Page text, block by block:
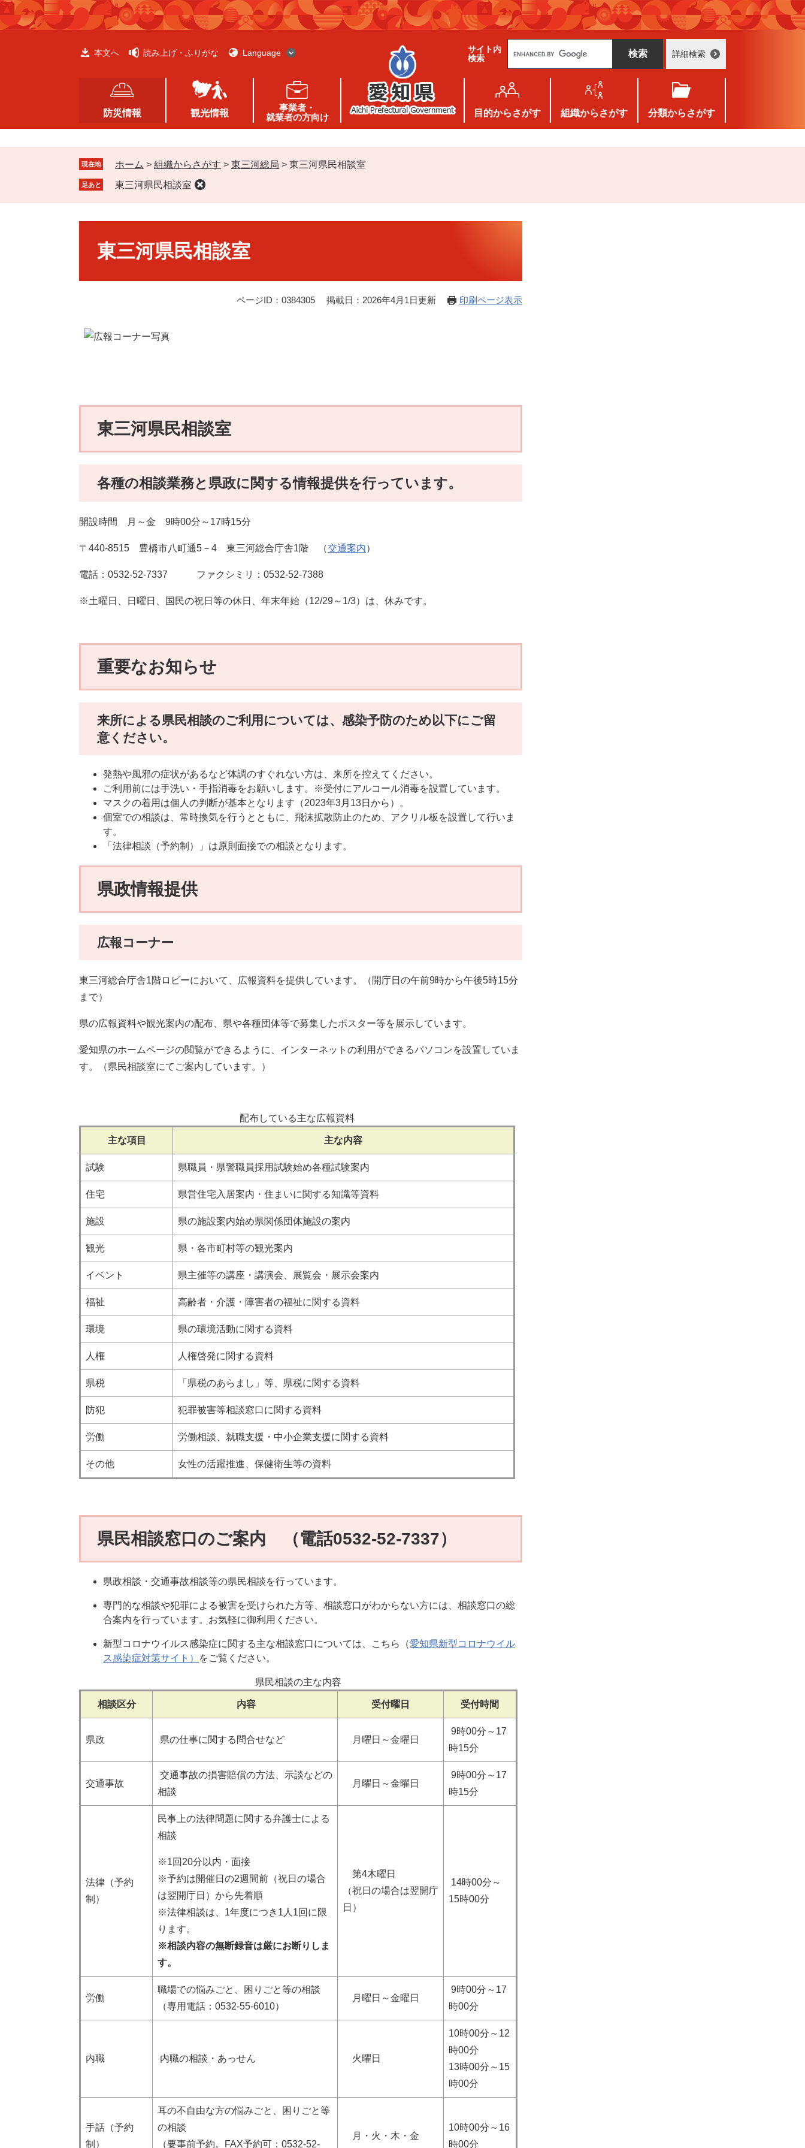
ペ
ー
メ
ニ
本文へ 読み上げ・ふりがな Language
サイト内
検索
g
e
カ
タ
ム
検
詳細検索
防災情報 観光情報
事業者・
就業者の方向け
目的からさがす 組織からさがす 分類からさがす
現在地 ホーム > 組織からさがす > 東三河総局 > 東三河県民相談室
足あと 東三河県民相談室
東三河県民相談室
ページID：0384305 掲載日：2026年4月1日更新 印刷ページ表示
東三河県民相談室
各種の相談業務と県政に関する情報提供を行っています。
開設時間 月～金 9時00分～17時15分
〒440-8515 豊橋市八町通5－4 東三河総合庁舎1階 （交通案内）
電話：0532-52-7337 ファクシミリ：0532-52-7388
※土曜日、日曜日、国民の祝日等の休日、年末年始（12/29～1/3）は、休みです。
重要なお知らせ
来所による県民相談のご利用については、感染予防のため以下にご留
意ください。
発熱や風邪の症状があるなど体調のすぐれない方は、来所を控えてください。
ご利用前には手洗い・手指消毒をお願いします。※受付にアルコール消毒を設置しています。
マスクの着用は個人の判断が基本となります（2023年3月13日から）。
個室での相談は、常時換気を行うとともに、飛沫拡散防止のため、アクリル板を設置して行いま
す。
「法律相談（予約制）」は原則面接での相談となります。
県政情報提供
広報コーナー
東三河総合庁舎1階ロビーにおいて、広報資料を提供しています。（開庁日の午前9時から午後5時15分
まで）
県の広報資料や観光案内の配布、県や各種団体等で募集したポスター等を展示しています。
愛知県のホームページの閲覧ができるように、インターネットの利用ができるパソコンを設置していま
す。（県民相談室にてご案内しています。）
配布している主な広報資料
主な項目 主な内容
試験 県職員・県警職員採用試験始め各種試験案内
住宅 県営住宅入居案内・住まいに関する知識等資料
施設 県の施設案内始め県関係団体施設の案内
観光 県・各市町村等の観光案内
イベント 県主催等の講座・講演会、展覧会・展示会案内
福祉 高齢者・介護・障害者の福祉に関する資料
環境 県の環境活動に関する資料
人権 人権啓発に関する資料
県税 「県税のあらまし」等、県税に関する資料
防犯 犯罪被害等相談窓口に関する資料
労働 労働相談、就職支援・中小企業支援に関する資料
その他 女性の活躍推進、保健衛生等の資料
県民相談窓口のご案内 （電話0532-52-7337）
県政相談・交通事故相談等の県民相談を行っています。
専門的な相談や犯罪による被害を受けられた方等、相談窓口がわからない方には、相談窓口の総
合案内を行っています。お気軽に御利用ください。
新型コロナウイルス感染症に関する主な相談窓口については、こちら（愛知県新型コロナウイル
ス感染症対策サイト）
をご覧ください。
県民相談の主な内容
相談区分 内容 受付曜日 受付時間
県政 県の仕事に関する問合せなど 月曜日～金曜日
9時00分～17
時15分
交通事故
交通事故の損害賠償の方法、示談などの
相談
月曜日～金曜日
9時00分～17
時15分
法律（予約
制）
民事上の法律問題に関する弁護士による
相談
※1回20分以内・面接
※予約は開催日の2週間前（祝日の場合
は翌開庁日）から先着順
※法律相談は、1年度につき1人1回に限
ります。
※相談内容の無断録音は厳にお断りしま
す。
第4木曜日
（祝日の場合は翌開庁
日）
14時00分～
15時00分
労働
職場での悩みごと、困りごと等の相談
（専用電話：0532-55-6010）
月曜日～金曜日
9時00分～17
時00分
内職 内職の相談・あっせん 火曜日
10時00分～12
時00分
13時00分～15
時00分
手話（予約
制）
耳の不自由な方の悩みごと、困りごと等
の相談
（要事前予約。FAX予約可：0532-52-
月・火・木・金
10時00分～16
時00分